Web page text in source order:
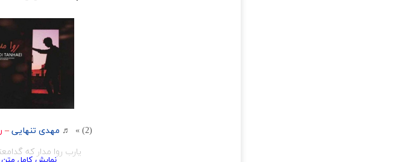
از همه عالم به درم وقتی که
هوای بارونی نرو ببین
بذار با یار مهربون خود
بذار بگم تموم من
بعد خدا فقط تویی که
(2) » ♬ مهدی تنهایی –
یارب روا مدار که